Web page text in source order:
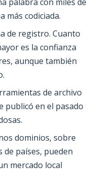
más codiciada.
de registro. Cuanto
es la confianza
aunque también
de archivo
publicó en el pasado
dominios, sobre
países, pueden
mercado local